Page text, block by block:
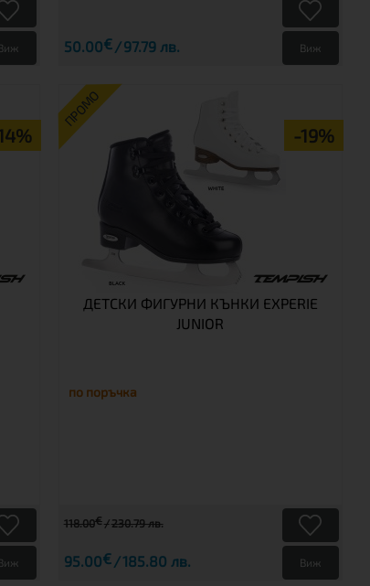
50.00€ 97.79 лв. Виж
ПРОМО
-19%
ДЕТСКИ ФИГУРНИ КЪНКИ EXPERIE
JUNIOR
по поръчка
118.00€ 230.79 лв.
95.00€ 185.80 лв. Виж